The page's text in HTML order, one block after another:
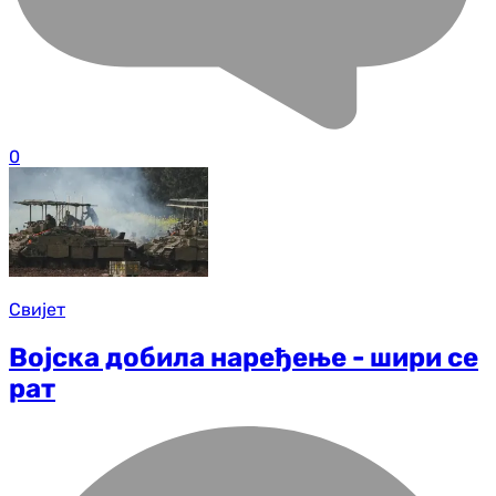
0
Свијет
Војска добила наређење - шири се
рат